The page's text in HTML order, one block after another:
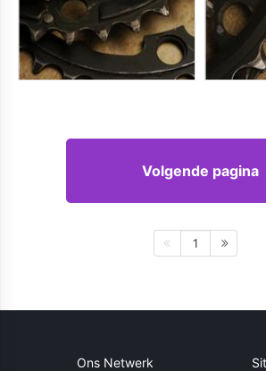
Volgende pagina
1
Ons Netwerk